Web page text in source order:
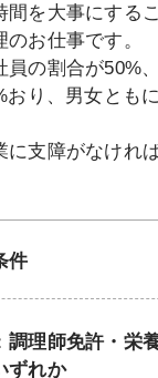
間を大事にする
お仕事です。
員の割合が50%
おり、男女とも
に支障がなけれ
件
調理師免許・栄
ずれか